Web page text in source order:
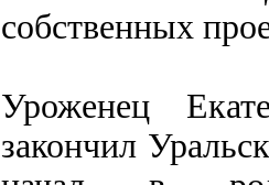
собственных
Уроженец
закончил